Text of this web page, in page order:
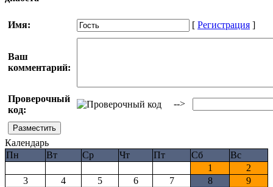
Имя: [ Регистрация ]
Ваш
комментарий:
Проверочный
код:
-->
Календарь
Пн
Вт Ср Чт Пт Сб
Вс
1
2
3
4 5 6 7 8
9